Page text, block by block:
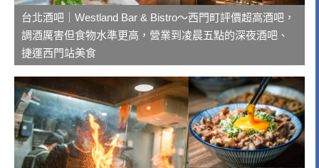
台北酒吧｜Westland Bar & Bistro～西門町評價超高酒吧，
調酒厲害但食物水準更高，營業到凌晨五點的深夜酒吧、
捷運西門站美食